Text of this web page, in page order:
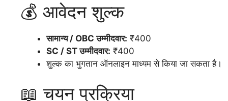
💰 आवेदन शुल्क
सामान्य / OBC उम्मीदवार: ₹400
SC / ST उम्मीदवार: ₹400
शुल्क का भुगतान ऑनलाइन माध्यम से किया जा सकता है।
📖 चयन प्रक्रिया